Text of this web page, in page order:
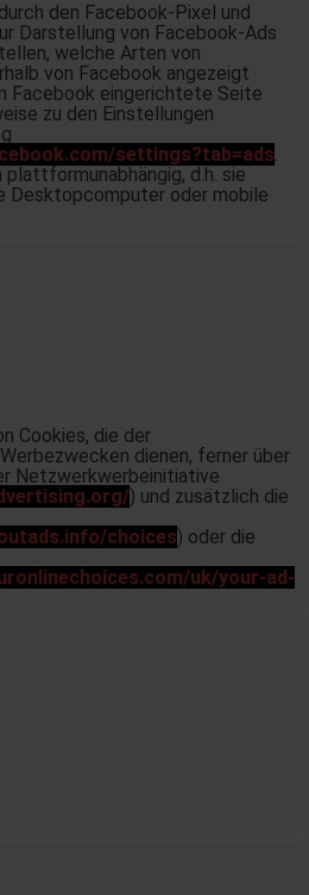
den Facebook-Pixel und
Darstellung von Facebook-Ads
welche Arten von
von Facebook angezeigt
Facebook eingerichtete Seite
zu den Einstellungen
settings?tab=ads.
d.h. sie
Desktopcomputer oder mobile
Cookies, die der
dienen, ferner über
Netzwerkwerbeinitiative
) und zusätzlich die
choices) oder die
uk/your-ad-